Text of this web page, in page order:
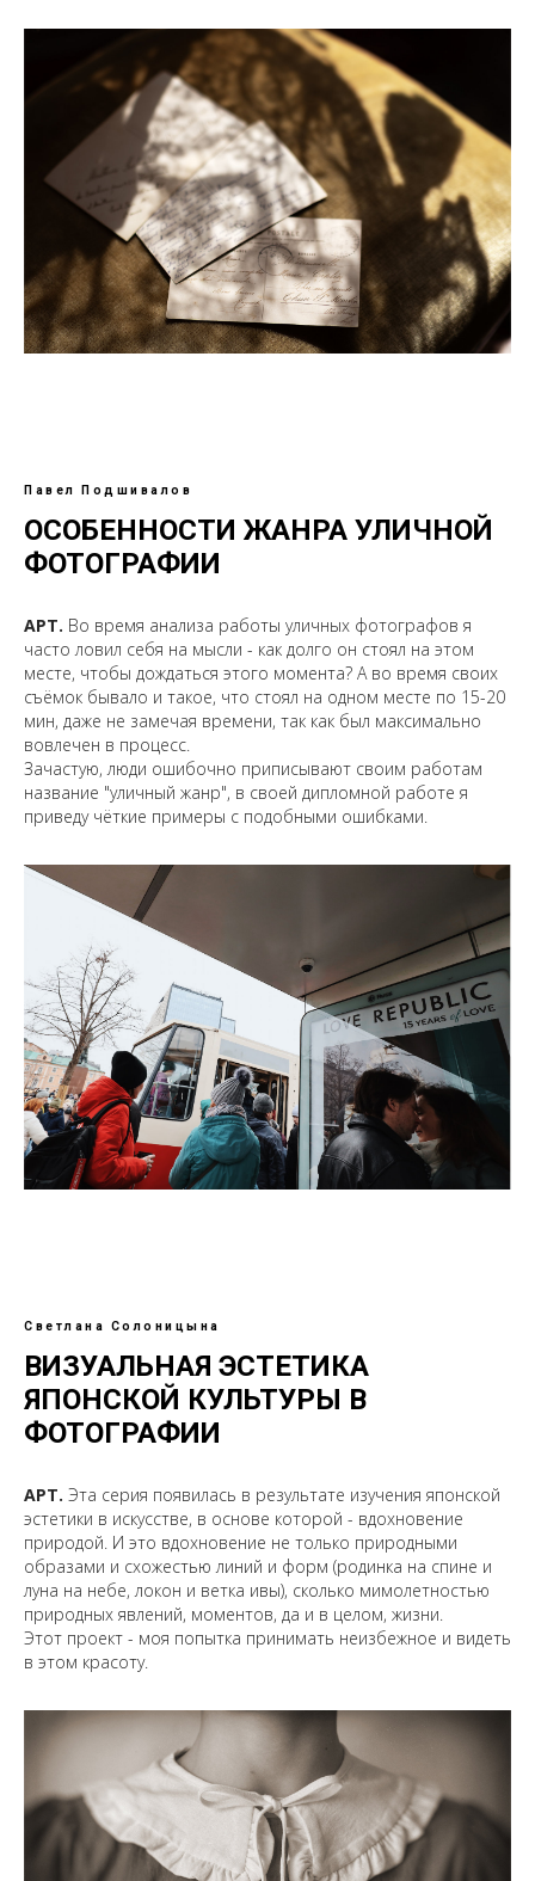
Павел Подшивалов
ОСОБЕННОСТИ ЖАНРА УЛИЧНОЙ
ФОТОГРАФИИ
АРТ. Во время анализа работы уличных фотографов я
часто ловил себя на мысли - как долго он стоял на этом
месте, чтобы дождаться этого момента? А во время своих
съёмок бывало и такое, что стоял на одном месте по 15-20
мин, даже не замечая времени, так как был максимально
вовлечен в процесс.
Зачастую, люди ошибочно приписывают своим работам
название "уличный жанр", в своей дипломной работе я
приведу чёткие примеры с подобными ошибками.
Светлана Солоницына
ВИЗУАЛЬНАЯ ЭСТЕТИКА
ЯПОНСКОЙ КУЛЬТУРЫ В
ФОТОГРАФИИ
АРТ. Эта серия появилась в результате изучения японской
эстетики в искусстве, в основе которой - вдохновение
природой. И это вдохновение не только природными
образами и схожестью линий и форм (родинка на спине и
луна на небе, локон и ветка ивы), сколько мимолетностью
природных явлений, моментов, да и в целом, жизни.
Этот проект - моя попытка принимать неизбежное и видеть
в этом красоту.